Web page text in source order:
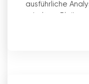
ausführliche